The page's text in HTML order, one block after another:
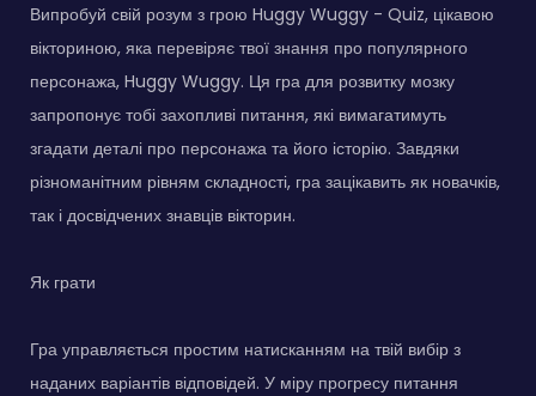
Випробуй свій розум з грою Huggy Wuggy - Quiz, цікавою
вікториною, яка перевіряє твої знання про популярного
персонажа, Huggy Wuggy. Ця гра для розвитку мозку
запропонує тобі захопливі питання, які вимагатимуть
згадати деталі про персонажа та його історію. Завдяки
різноманітним рівням складності, гра зацікавить як новачків,
так і досвідчених знавців вікторин.
Як грати
Гра управляється простим натисканням на твій вибір з
наданих варіантів відповідей. У міру прогресу питання